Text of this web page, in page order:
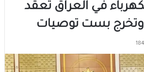
في العراق تعقد
وتخرج بست توصيات
184